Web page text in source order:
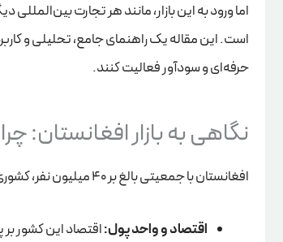
اما ورود به این بازار، مانند هر تجارت
است. این مقاله یک راهنمای جامع، تحلیلی و
حرفه‌ای و سودآور فعالیت کنند.
نگاهی به بازار
افغانستان با جمعیتی بالغ بر 40 میلیون نفر، کشوری در حال بازسازی و به شدت وابسته به واردات است.
اقتصاد و واحد پول: